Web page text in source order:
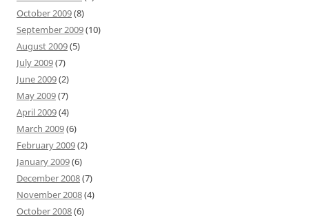
October 2009(8)
September 2009(10)
August 2009(5)
July 2009(7)
June 2009(2)
May 2009(7)
April 2009(4)
March 2009(6)
February 2009(2)
January 2009(6)
December 2008(7)
November 2008(4)
October 2008(6)